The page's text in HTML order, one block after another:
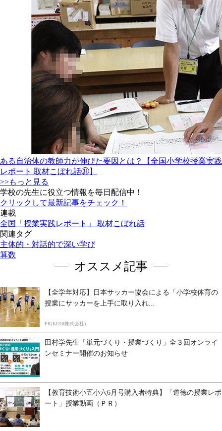
ある自治体の教師力が伸びた要因とは？【全国小学校授業実践
レポート 取材こぼれ話㉛】
>>もっと見る
学校の先生に役立つ情報を毎日配信中！
クリックして最新記事をチェック！
連載
全国「授業実践レポート」 取材こぼれ話
関連タグ
主体的・対話的で深い学び
算数
オススメ記事
【全学年対応】日本サッカー協会による「小学校体育の
授業にサッカーを上手に取り入れ...
PR(KDDI株式会社)
田村学先生「単元づくり・授業づくり」全３回オンライ
ンセミナー開催のお知らせ
【教育技術小五小六6月号購入者特典】「道徳の授業レポ
ート」授業動画（ＰＲ）